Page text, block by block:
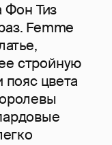
Фон Тиз
Femme
стройную
пояс цвета